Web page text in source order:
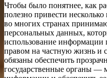
Чтобы было понятнее, как
полезно привести
во многих странах
персональных данных,
использование информации
правом на частную жизнь и
обязаны обеспечить
государственные органы —